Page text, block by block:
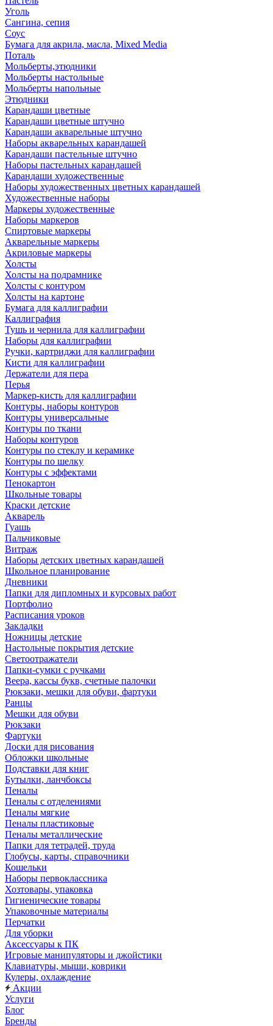
Уголь
Сангина, сепия
Соус
Бумага для акрила, масла, Mixed Media
Поталь
Мольберты,этюдники
Мольберты настольные
Мольберты напольные
Этюдники
Карандаши цветные
Карандаши цветные штучно
Карандаши акварельные штучно
Наборы акварельных карандашей
Карандаши пастельные штучно
Наборы пастельных карандашей
Карандаши художественные
Наборы художественных цветных карандашей
Художественные наборы
Маркеры художественные
Наборы маркеров
Спиртовые маркеры
Акварельные маркеры
Акриловые маркеры
Холсты
Холсты на подрамнике
Холсты с контуром
Холсты на картоне
Бумага для каллиграфии
Каллиграфия
Тушь и чернила для каллиграфии
Наборы для каллиграфии
Ручки, картриджи для каллиграфии
Кисти для каллиграфии
Держатели для пера
Перья
Маркер-кисть для каллиграфии
Контуры, наборы контуров
Контуры универсальные
Контуры по ткани
Наборы контуров
Контуры по стеклу и керамике
Контуры по шелку
Контуры с эффектами
Пенокартон
Школьные товары
Краски детские
Акварель
Гуашь
Пальчиковые
Витраж
Наборы детских цветных карандашей
Школьное планирование
Дневники
Папки для дипломных и курсовых работ
Портфолио
Расписания уроков
Закладки
Ножницы детские
Настольные покрытия детские
Светоотражатели
Папки-сумки с ручками
Веера, кассы букв, счетные палочки
Рюкзаки, мешки для обуви, фартуки
Ранцы
Мешки для обуви
Рюкзаки
Фартуки
Доски для рисования
Обложки школьные
Подставки для книг
Бутылки, ланчбоксы
Пеналы
Пеналы с отделениями
Пеналы мягкие
Пеналы пластиковые
Пеналы металлические
Папки для тетрадей, труда
Глобусы, карты, справочники
Кошельки
Наборы первоклассника
Хозтовары, упаковка
Гигиенические товары
Упаковочные материалы
Перчатки
Для уборки
Аксессуары к ПК
Игровые манипуляторы и джойстики
Клавиатуры, мыши, коврики
Кулеры, охлаждение
Акции
Услуги
Блог
Бренды